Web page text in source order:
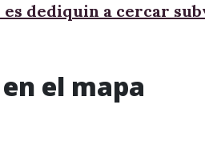
dediquin a cercar
el mapa